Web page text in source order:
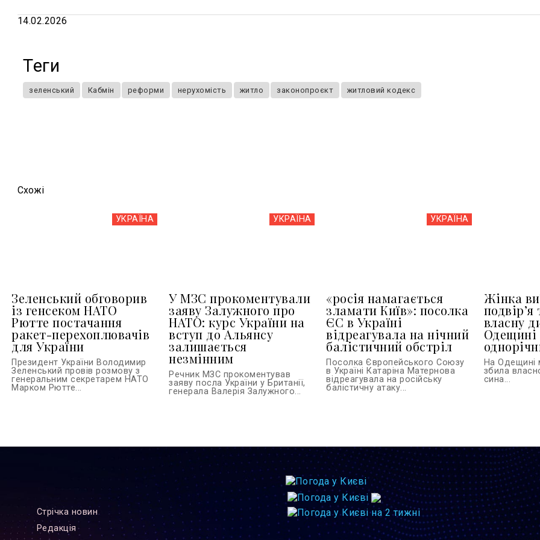
14.02.2026
Теги
зеленський Кабмін реформи нерухомість житло законопроєкт житловий кодекс
Схожi
УКРАЇНА
Зеленський обговорив
із генсеком НАТО
Рютте постачання
ракет-перехоплювачів
для України
Президент України Володимир
Зеленський провів розмову з
генеральним секретарем НАТО
Марком Рютте...
УКРАЇНА
У МЗС прокоментували
заяву Залужного про
НАТО: курс України на
вступ до Альянсу
залишається
незмінним
Речник МЗС прокоментував
заяву посла України у Британії,
генерала Валерія Залужного...
УКРАЇНА
«росія намагається
зламати Київ»: посолка
ЄС в Україні
відреагувала на нічний
балістичний обстріл
Посолка Європейського Союзу
в Україні Катаріна Матернова
відреагувала на російську
балістичну атаку...
Жінка
власну
Одещині
На Одещині
збила
сина...
Стрiчка новин
Редакцiя